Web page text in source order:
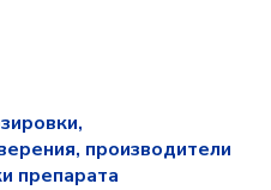
производители
препарата